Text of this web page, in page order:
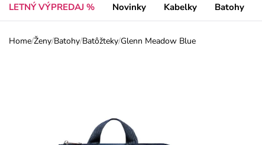
LETNÝ VÝPREDAJ % Novinky Kabelky Batohy
Home/Ženy/Batohy/Batôžteky/Glenn Meadow Blue